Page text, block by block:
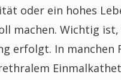
oder ein hohes
machen. Wichtig
erfolgt. In manchen